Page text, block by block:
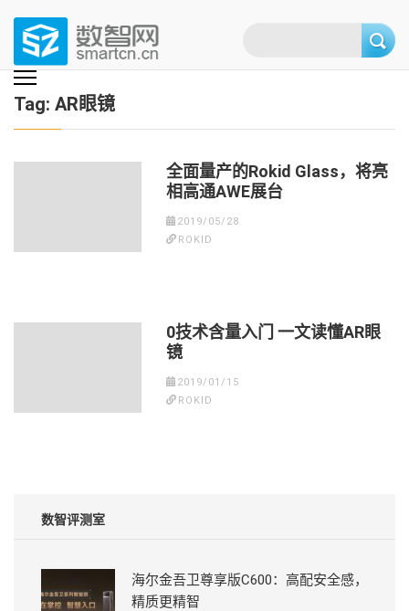
content
(Press
enter)
数智网
智能家居第一资讯门户 | 智能家居系统，智能家居产品，智能家居解决方
案，智能家居技术应用，智能家居行业观点，智能家居项目案例
Tag: AR眼镜
全面量产的Rokid Glass，将亮
相高通AWE展台
2019/05/28
ROKID
0技术含量入门 一文读懂AR眼
镜
2019/01/15
ROKID
数智评测室
海尔金吾卫尊享版C600：高配安全感，
精质更精智